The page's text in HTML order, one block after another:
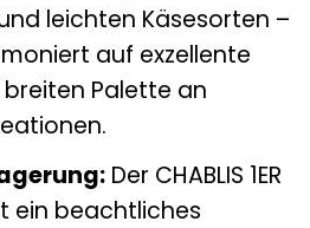
leichten Käsesorten –
auf exzellente
Palette an
Der CHABLIS 1ER
ein beachtliches